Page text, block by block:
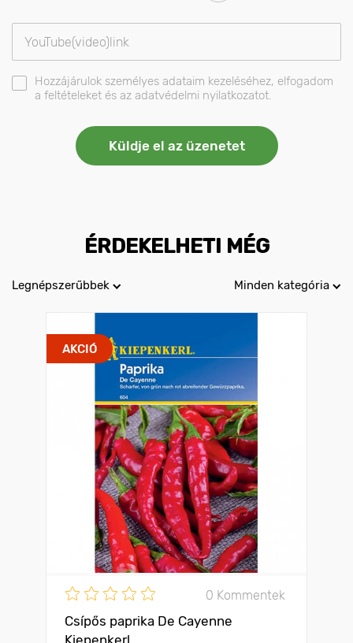
Hozzájárulok személyes adataim kezeléséhez, elfogadom
a feltételeket és az adatvédelmi nyilatkozatot.
ÉRDEKELHETI MÉG
Legnépszerűbbek Minden kategória
AKCIÓ
0 Kommentek
Csípős paprika De Cayenne